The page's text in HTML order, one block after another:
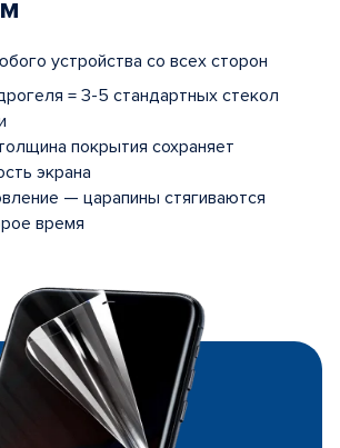
устройства со всех сторон
= 3-5 стандартных стекол
покрытия сохраняет
экрана
— царапины стягиваются
время